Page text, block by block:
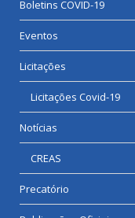
Boletins COVID-19
Eventos
Licitações
Licitações Covid-19
Notícias
CREAS
Precatório